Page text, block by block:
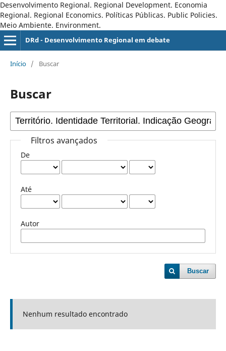
Desenvolvimento Regional. Regional Development. Economia
Regional. Regional Economics. Políticas Públicas. Public Policies.
Meio Ambiente. Environment.
DRd - Desenvolvimento Regional em debate
Início / Buscar
Buscar
Filtros avançados
De
Até
Autor
Buscar
Nenhum resultado encontrado